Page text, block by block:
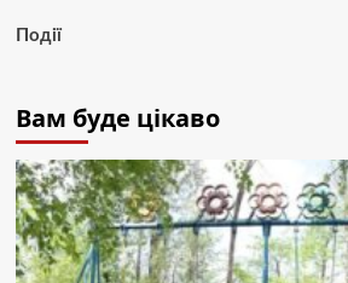
Події
Вам буде цікаво